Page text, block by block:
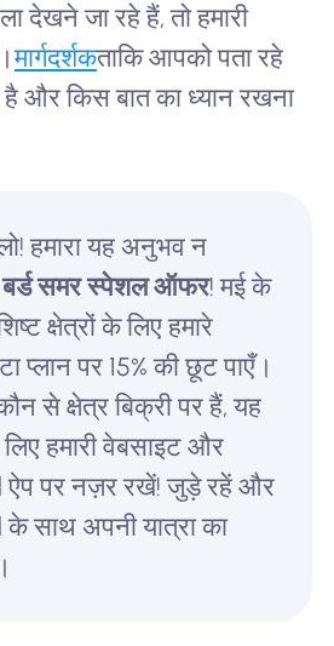
देखने जा रहे हैं, तो हमारी
मार्गदर्शकताकि आपको पता रहे
है और किस बात का ध्यान रखना
हमारा यह अनुभव न
बर्ड समर स्पेशल ऑफर! मई के
क्षेत्रों के लिए हमारे
प्लान पर 15% की छूट पाएँ।
से क्षेत्र बिक्री पर हैं, यह
हमारी वेबसाइट और
ऐप पर नज़र रखें! जुड़े रहें और
साथ अपनी यात्रा का